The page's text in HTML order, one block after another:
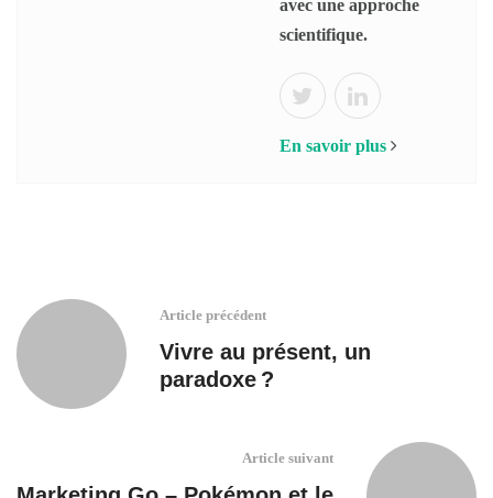
avec une approche
scientifique.
En savoir plus
Article précédent
Vivre au présent, un
paradoxe ?
Article suivant